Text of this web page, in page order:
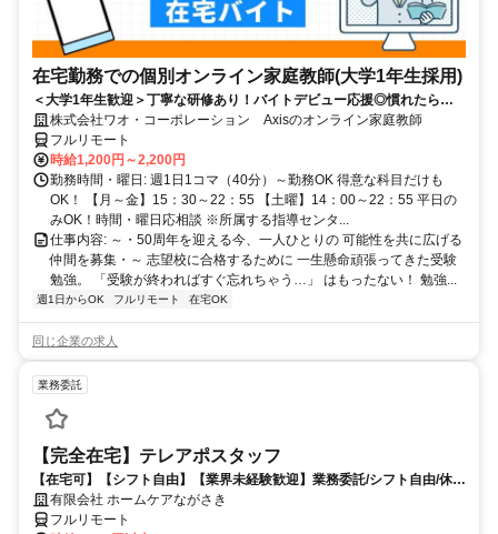
在宅勤務での個別オンライン家庭教師(大学1年生採用)
＜大学1年生歓迎＞丁寧な研修あり！バイトデビュー応援◎慣れたらお
家でラクラクのリモートバイト☆
株式会社ワオ・コーポレーション Axisのオンライン家庭教師
フルリモート
時給1,200円～2,200円
勤務時間・曜日: 週1日1コマ（40分）～勤務OK 得意な科目だけも
OK！ 【月～金】15：30～22：55 【土曜】14：00～22：55 平日の
みOK！時間・曜日応相談 ※所属する指導センタ...
仕事内容: ～・50周年を迎える今、一人ひとりの 可能性を共に広げる
仲間を募集・～ 志望校に合格するために 一生懸命頑張ってきた受験
勉強。 「受験が終わればすぐ忘れちゃう…」 はもったない！ 勉強...
週1日からOK フルリモート 在宅OK
同じ企業の求人
業務委託
【完全在宅】テレアポスタッフ
【在宅可】【シフト自由】【業界未経験歓迎】業務委託/シフト自由/休日
自由/勤務時間自由
有限会社 ホームケアながさき
フルリモート